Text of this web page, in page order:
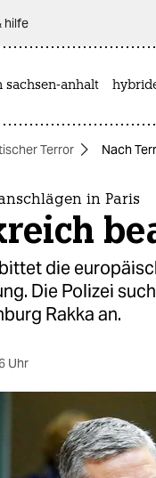
hilfe
sachsen-anhalt
Terror Nach
in Paris
die
Die Polizei
Rakka an.
Uhr